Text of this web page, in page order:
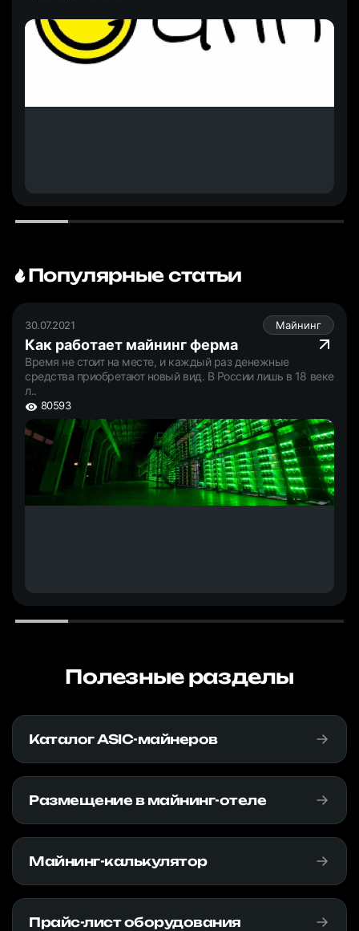
Популярные статьи
30.07.2021 Майнинг
Как работает майнинг ферма
Время не стоит на месте, и каждый раз денежные
средства приобретают новый вид. В России лишь в 18 веке
л..
80593
Полезные разделы
Каталог ASIC-майнеров
Размещение в майнинг-отеле
Майнинг-калькулятор
Прайс-лист оборудования